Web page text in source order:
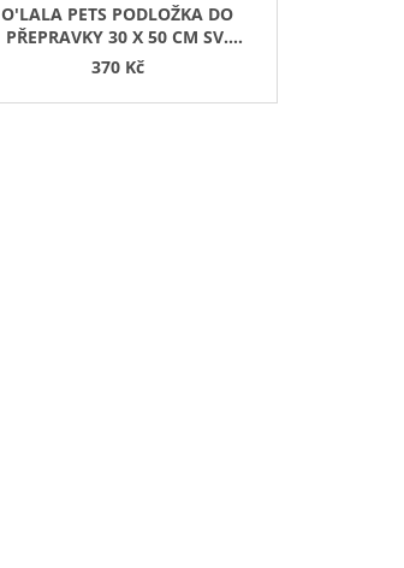
O'LALA PETS PODLOŽKA DO
PŘEPRAVKY 30 X 50 CM SV.
RŮŽOVÁ
370 Kč